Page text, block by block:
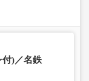
付)／名鉄